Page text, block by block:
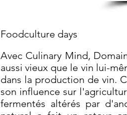
Foodculture days
Avec Culinary Mind,
aussi vieux que le vin lui-
dans la production de vin.
son influence sur
fermentés altérés par